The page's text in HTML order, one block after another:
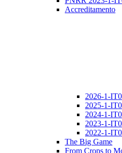
Accreditamento
2026-1-
2025-1-
2024-1-
2023-1-
2022-1-
The Big Game
From Crops to